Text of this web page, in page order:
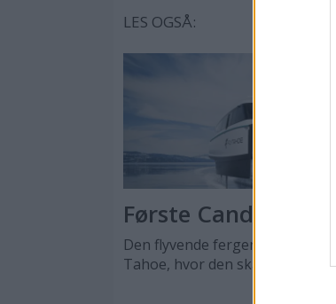
LES OGSÅ:
Første Candela P-
Den flyvende fergen skal
Tahoe, hvor den skal frakte